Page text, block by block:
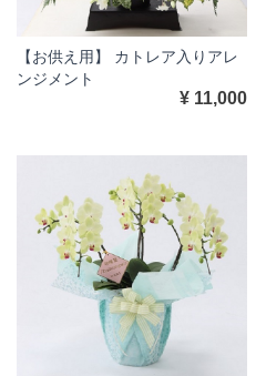
【お供え用】 カトレア入りアレ
ンジメント
¥ 11,000